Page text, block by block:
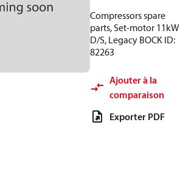
Compressors spare
parts, Set-motor 11kW
D/S, Legacy BOCK ID:
82263
Ajouter à la
comparaison
Exporter PDF